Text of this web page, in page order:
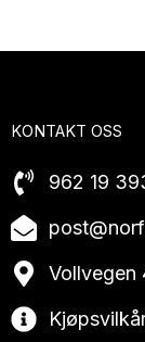
KONTAKT OSS
962 19
Vollvegen